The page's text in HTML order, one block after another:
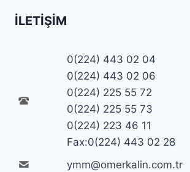
İLETIŞIM
0(224) 443 02 04
0(224) 443 02 06
0(224) 225 55 72
0(224) 225 55 73
0(224) 223 46 11
Fax:0(224) 443 02 28
ymm@omerkalin.com.tr